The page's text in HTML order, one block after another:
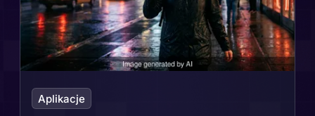
Aplikacje